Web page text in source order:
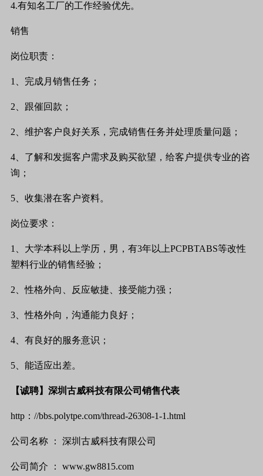
4.有知名工厂的工作经验优先。
销售
岗位职责：
1 、完成月销售任务；
2 、跟催回款；
2 、维护客户良好关系，完成销售任务并处理质量问题；
4 、了解和发掘客户需求及购买欲望，给客户提供专业的咨
询；
5 、收集潜在客户资料。
岗位要求：
1 、大学本科以上学历，男，有3年以上PCPBTABS等改性
塑料行业的销售经验；
2 、性格外向、反应敏捷、接受能力强；
3 、性格外向，沟通能力良好；
4 、有良好的服务意识；
5 、能适应出差。
【诚聘】深圳古威科技有限公司销售代表
http ： //bbs.polytpe.com/thread-26308-1-1.html
公司名称 ： 深圳古威科技有限公司
公司简介 ： www.gw8815.com